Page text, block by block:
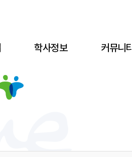
학사정보 커뮤니티